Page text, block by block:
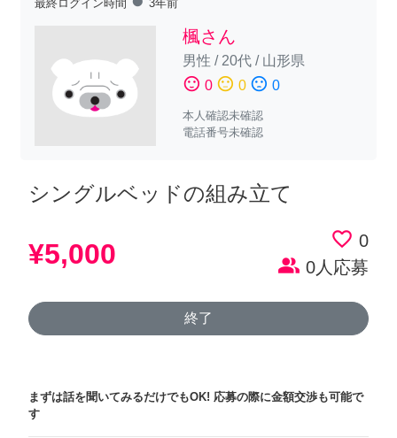
最終ログイン時間 3年前
楓さん
男性 / 20代/ 山形県
sentiment_satisfied 0 sentiment_neutral 0 sentiment_dissatisfied 0
本人確認未確認
電話番号未確認
シングルベッドの組み立て
¥5,000 favorite_border 0
people_alt 0人応募
終了
まずは話を聞いてみるだけでもOK! 応募の際に金額交渉も可能で
す